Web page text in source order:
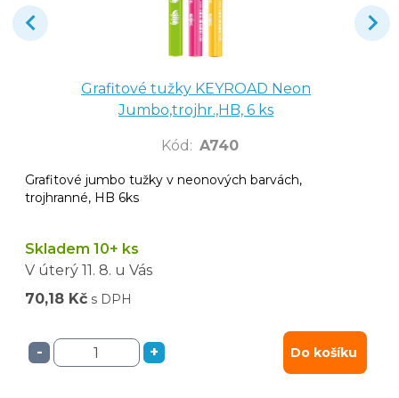
Grafitové tužky KEYROAD Neon
Jumbo,trojhr.,HB, 6 ks
Kód : A740
Grafitové jumbo tužky v neonových barvách,
trojhranné, HB 6ks
Skladem 10+ ks
V úterý 11. 8. u Vás
70,18 Kč s DPH
- + Do košíku